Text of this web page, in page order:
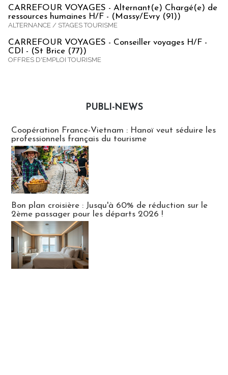
CARREFOUR VOYAGES - Alternant(e) Chargé(e) de
ressources humaines H/F - (Massy/Evry (91))
ALTERNANCE / STAGES TOURISME
CARREFOUR VOYAGES - Conseiller voyages H/F -
CDI - (St Brice (77))
OFFRES D'EMPLOI TOURISME
PUBLI-NEWS
Coopération France-Vietnam : Hanoï veut séduire les
professionnels français du tourisme
Bon plan croisière : Jusqu'à 60% de réduction sur le
2ème passager pour les départs 2026 !